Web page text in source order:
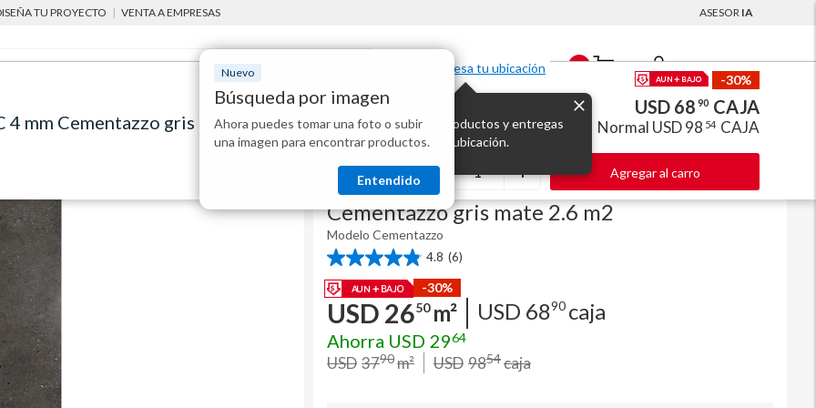
TU PROYECTO | VENTA A EMPRESAS ASESOR IA
Nuevo
Búsqueda por imagen
Ahora puedes tomar una foto o subir
una imagen para encontrar productos.
Entendido
Ingresa tu ubicación
Mostraremos los productos y entregas
disponibles para tu ubicación.
0 Mi Cuenta
pisos vinílicos Piso vinílico cementicio SPC 4 mm Cementazzo gris mate 2.6 m2
Holztek Código
Piso vinílico cementicio SPC 4 mm
Cementazzo gris mate 2.6 m2
Modelo Cementazzo
4.8 (6)
4.8
de
5
estrellas.
6
reseñas
-30%
USD 2650 m² USD 6890 caja
Ahorra USD 2964
USD 3790m² USD 9854caja
mm Cementazzo gris mate 2.6 m2
-30%
USD 68 90 CAJA
Normal USD 98 54 CAJA
Agregar al carro